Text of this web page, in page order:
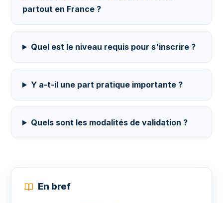
partout en France ?
Quel est le niveau requis pour s'inscrire ?
Y a-t-il une part pratique importante ?
Quels sont les modalités de validation ?
En bref